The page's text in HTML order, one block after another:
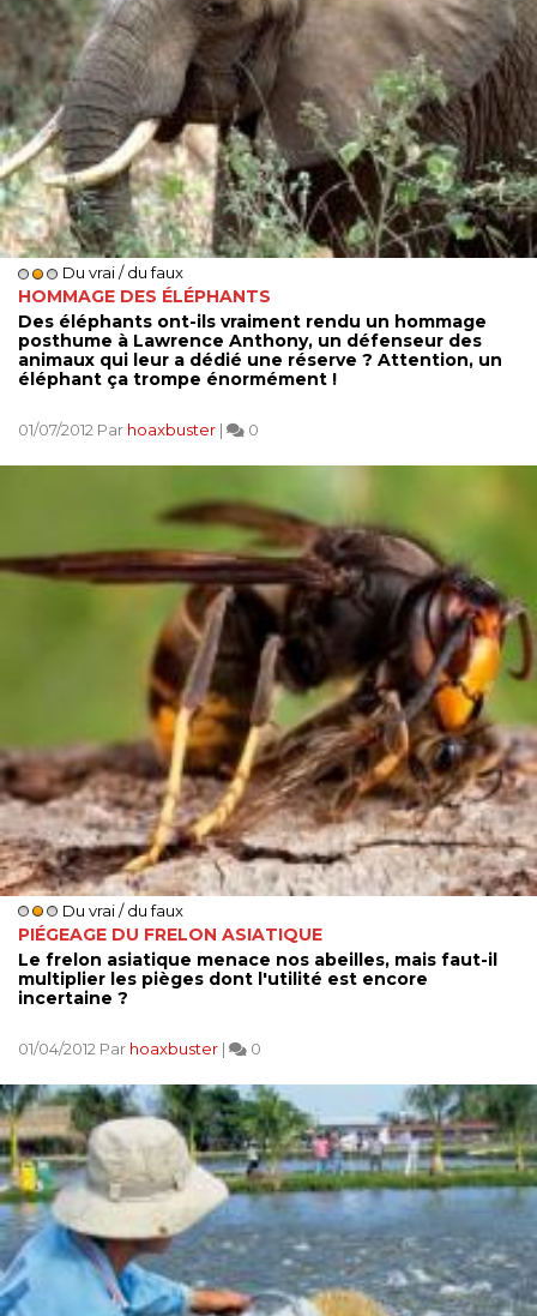
Du vrai / du faux
HOMMAGE DES ÉLÉPHANTS
Des éléphants ont-ils vraiment rendu un hommage
posthume à Lawrence Anthony, un défenseur des
animaux qui leur a dédié une réserve ? Attention, un
éléphant ça trompe énormément !
01/07/2012 Par hoaxbuster | 0
Du vrai / du faux
PIÉGEAGE DU FRELON ASIATIQUE
Le frelon asiatique menace nos abeilles, mais faut-il
multiplier les pièges dont l'utilité est encore
incertaine ?
01/04/2012 Par hoaxbuster | 0